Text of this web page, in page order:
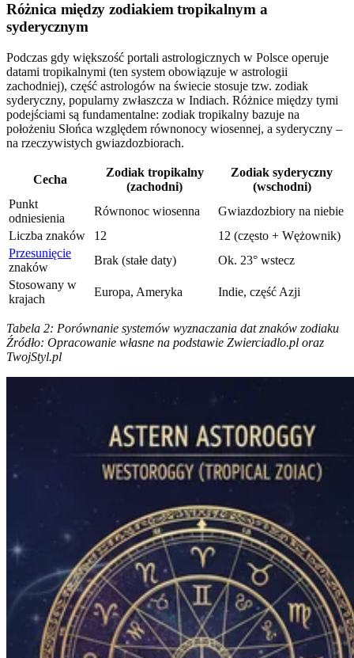
Różnica między zodiakiem tropikalnym a
syderycznym
Podczas gdy większość portali astrologicznych w Polsce operuje
datami tropikalnymi (ten system obowiązuje w astrologii
zachodniej), część astrologów na świecie stosuje tzw. zodiak
syderyczny, popularny zwłaszcza w Indiach. Różnice między tymi
podejściami są fundamentalne: zodiak tropikalny bazuje na
położeniu Słońca względem równonocy wiosennej, a syderyczny –
na rzeczywistych gwiazdozbiorach.
Cecha
Zodiak tropikalny
(zachodni)
Zodiak syderyczny
(wschodni)
Punkt
odniesienia
Równonoc wiosenna
Gwiazdozbiory na niebie
Liczba znaków
12
12 (często + Wężownik)
Przesunięcie
znaków
Brak (stałe daty)
Ok. 23° wstecz
Stosowany w
krajach
Europa, Ameryka Indie, część Azji
Tabela 2: Porównanie systemów wyznaczania dat znaków zodiaku
Źródło: Opracowanie własne na podstawie Zwierciadlo.pl oraz
TwojStyl.pl